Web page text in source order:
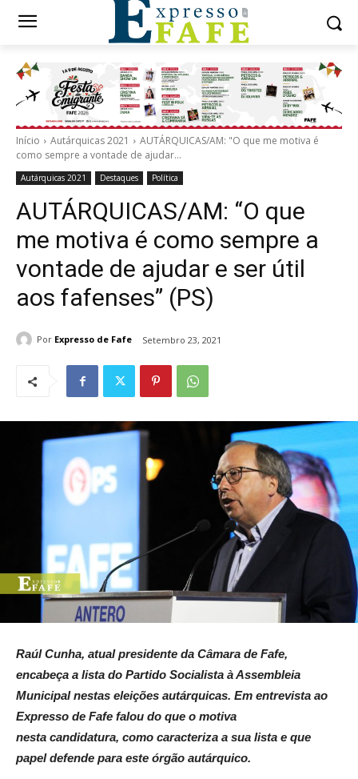
Início Autárquicas 2021
AUTÁRQUICAS/AM: "O que me motiva é
como sempre a vontade de ajudar...
Autárquicas 2021 Destaques Política
AUTÁRQUICAS/AM: “O que
me motiva é como sempre a
vontade de ajudar e ser útil
aos fafenses” (PS)
Por Expresso de Fafe Setembro 23, 2021
Raúl Cunha, atual presidente da Câmara de Fafe,
encabeça a lista do Partido Socialista à Assembleia
Municipal nestas eleições autárquicas. Em entrevista ao
Expresso de Fafe falou do que o motiva
nesta candidatura, como caracteriza a sua lista e que
papel defende para este órgão autárquico.